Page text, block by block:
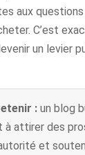
aux
C’est
un levier
: un blog
à attirer des
et